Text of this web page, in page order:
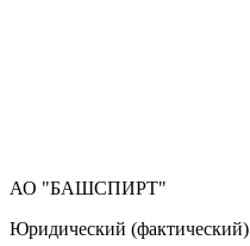
АО "БАШСПИРТ"
Юридический (фактический)